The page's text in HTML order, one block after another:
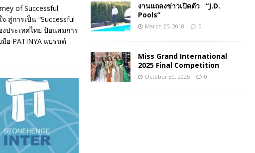
of Successful
สู่การเป็น “Successful
ประเทศไทย ป้อนสมการ
อ PATINYA แบรนด์
งานแถลงข่าวเปิดตัว “J.D.
Pools”
March 25, 2018 0
Miss Grand International
2025 Final Competition
October 30, 2025 0